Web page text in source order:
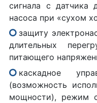
сигнала с датчика
насоса при «сухом
защиту
длительных
питающего
каскадное
(возможность
мощности), режим